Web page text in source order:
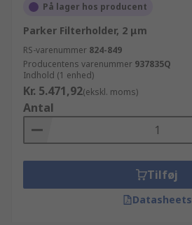
På lager hos producent
Parker Filterholder, 2 μm
RS-varenummer 824-849
Producentens varenummer 937835Q
Indhold (1 enhed)
Kr. 5.471,92(ekskl. moms)
Antal
Tilføj
Datasheets